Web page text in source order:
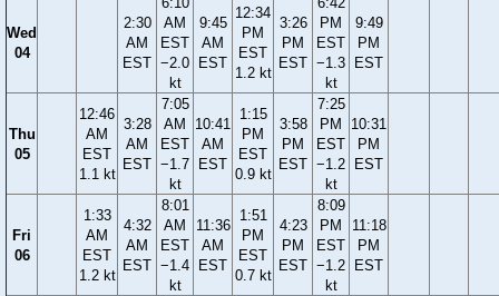
Wed
04
2:30
AM
EST
AM
EST
−2.0
kt
9:45
AM
EST
12:34
PM
EST
1.2 kt
3:26
PM
EST
PM
EST
−1.3
kt
9:49
PM
EST
Thu
05
12:46
AM
EST
1.1 kt
3:28
AM
EST
7:05
AM
EST
−1.7
kt
10:41
AM
EST
1:15
PM
EST
0.9 kt
3:58
PM
EST
7:25
PM
EST
−1.2
kt
10:31
PM
EST
Fri
06
1:33
AM
EST
1.2 kt
4:32
AM
EST
8:01
AM
EST
−1.4
kt
11:36
AM
EST
1:51
PM
EST
0.7 kt
4:23
PM
EST
8:09
PM
EST
−1.2
kt
11:18
PM
EST